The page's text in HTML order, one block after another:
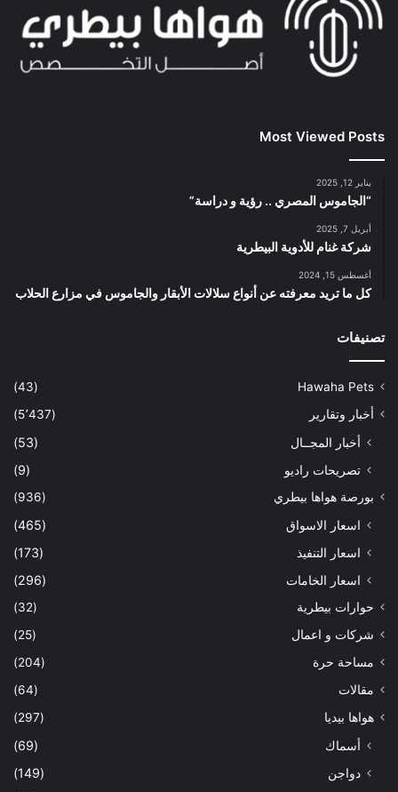
Most Viewed Posts
يناير 12, 2025
“الجاموس المصري .. رؤية و دراسة”
أبريل 7, 2025
شركة غنام للأدوية البيطرية
أغسطس 15, 2024
كل ما تريد معرفته عن أنواع سلالات الأبقار والجاموس في مزارع الحلاب
تصنيفات
Hawaha Pets
(43)
أخبار وتقارير
(5٬437)
أخبار المجــال
(53)
تصريحات راديو
(9)
بورصة هواها بيطري (936)
اسعار الاسواق
(465)
اسعار التنفيذ
(173)
اسعار الخامات
(296)
حوارات بيطرية
(32)
شركات و اعمال
(25)
مساحة حرة
(204)
مقالات
(64)
هواها بيديا
(297)
أسماك
(69)
دواجن
(149)